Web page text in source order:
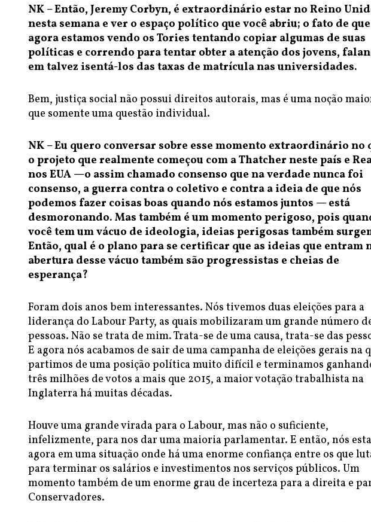
NK – Então, Jeremy Corbyn, é extraordinário estar no Reino
nesta semana e ver o espaço político que você abriu; o fato de que
agora estamos vendo os Tories tentando copiar algumas de suas
políticas e correndo para tentar obter a atenção dos jovens,
em talvez isentá-los das taxas de matrícula nas universidades.
Bem, justiça social não possui direitos autorais, mas é uma noção
que somente uma questão individual.
NK – Eu quero conversar sobre esse momento extraordinário no
o projeto que realmente começou com a Thatcher neste país e
nos EUA —o assim chamado consenso que na verdade nunca foi
consenso, a guerra contra o coletivo e contra a ideia de que nós
podemos fazer coisas boas quando nós estamos juntos — está
desmoronando. Mas também é um momento perigoso, pois
você tem um vácuo de ideologia, ideias perigosas também
Então, qual é o plano para se certificar que as ideias que entram
abertura desse vácuo também são progressistas e cheias de
esperança?
Foram dois anos bem interessantes. Nós tivemos duas eleições para a
liderança do Labour Party, as quais mobilizaram um grande número
pessoas. Não se trata de mim. Trata-se de uma causa, trata-se das
E agora nós acabamos de sair de uma campanha de eleições gerais na
partimos de uma posição política muito difícil e terminamos
três milhões de votos a mais que 2015, a maior votação trabalhista na
Inglaterra há muitas décadas.
Houve uma grande virada para o Labour, mas não o suficiente,
infelizmente, para nos dar uma maioria parlamentar. E então, nós
agora em uma situação onde há uma enorme confiança entre os que
para terminar os salários e investimentos nos serviços públicos. Um
momento também de um enorme grau de incerteza para a direita e
Conservadores.